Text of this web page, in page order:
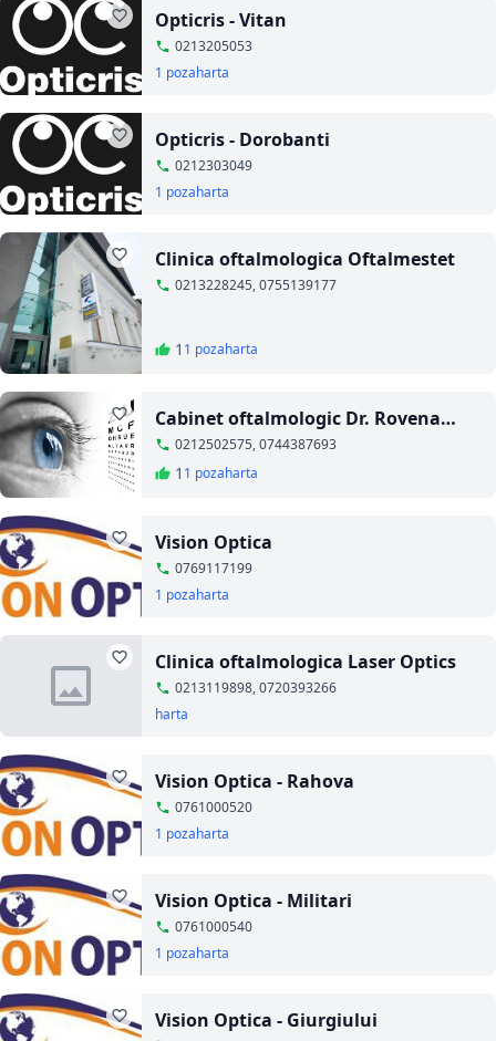
Opticris - Vitan
0213205053
1 pozaharta
Opticris - Dorobanti
0212303049
1 pozaharta
Clinica oftalmologica Oftalmestet
0213228245, 0755139177
1 1 pozaharta
Cabinet oftalmologic Dr. Rovena
Ocian
0212502575, 0744387693
1 1 pozaharta
Vision Optica
0769117199
1 pozaharta
Clinica oftalmologica Laser Optics
0213119898, 0720393266
harta
Vision Optica - Rahova
0761000520
1 pozaharta
Vision Optica - Militari
0761000540
1 pozaharta
Vision Optica - Giurgiului